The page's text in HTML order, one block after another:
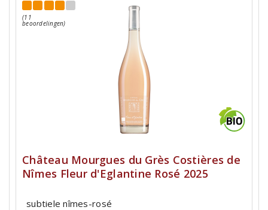
(11
beoordelingen)
Château Mourgues du Grès Costières de
Nîmes Fleur d'Eglantine Rosé 2025
subtiele nîmes-rosé